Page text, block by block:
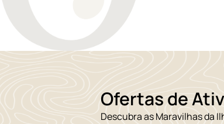
Ofertas de
Descubra as Maravilhas da